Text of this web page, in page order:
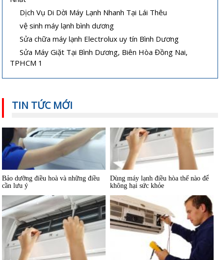
Dịch Vụ Di Dời Máy Lạnh Nhanh Tại Lái Thêu
vệ sinh máy lạnh bình dương
Sửa chữa máy lạnh Electrolux uy tín Bình Dương
Sửa Máy Giặt Tại Bình Dương, Biên Hòa Đồng Nai,
TPHCM 1
TIN TỨC MỚI
Hướng dẫn sử dụng và bảo quản
Bảo dưỡng điều hoà và những điều
cần lưu ý
Dùng máy lạnh điều hòa thế nào để
không hại sức khỏe